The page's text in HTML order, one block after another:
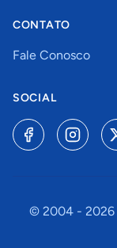
CONTATO
Fale Conosco
SOCIAL
© 2004 - 2026